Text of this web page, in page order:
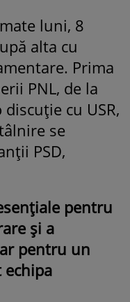
luni, 8
alta cu
Prima
PNL, de la
cu USR,
se
PSD,
pentru
și a
pentru un
echipa